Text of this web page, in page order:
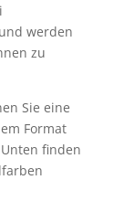
werden
zu
Sie eine
Format
finden